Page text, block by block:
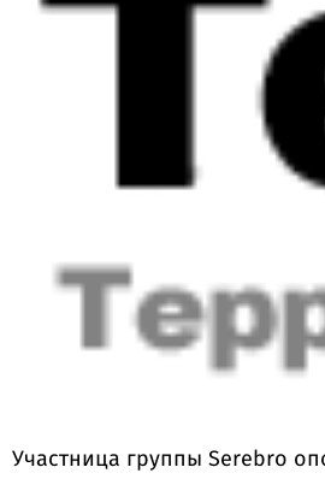
Участница группы Serebro